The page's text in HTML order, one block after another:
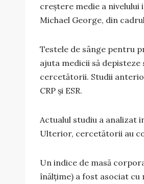
creștere medie a nivelului
Michael George, din
Testele de sânge pentru
ajuta medicii să
cercetătorii. Studii
CRP și ESR.
Actualul studiu a analizat
Ulterior, cercetătorii au
Un indice de masă
înălțime) a fost asociat cu